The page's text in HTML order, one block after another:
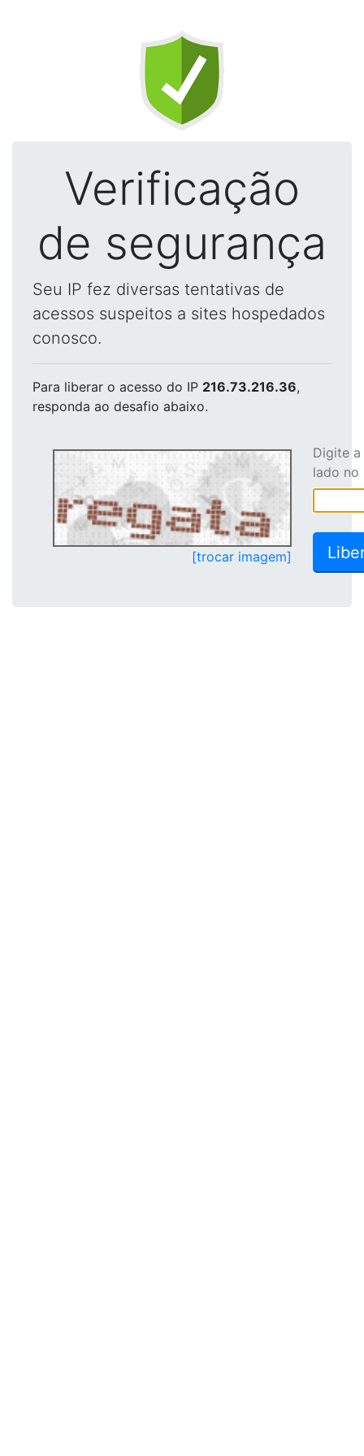
Verificação
de segurança
Seu IP fez diversas tentativas de
acessos suspeitos a sites hospedados
conosco.
Para liberar o acesso do IP 216.73.216.36,
responda ao desafio abaixo.
[trocar imagem]
Digite
lado no